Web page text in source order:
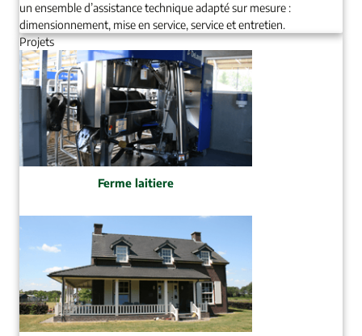
un ensemble d’assistance technique adapté sur mesure :
dimensionnement, mise en service, service et entretien.
Projets
Ferme laitiere